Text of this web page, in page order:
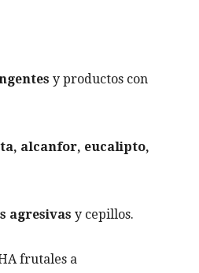
y productos con
alcanfor, eucalipto,
agresivas y cepillos.
frutales a